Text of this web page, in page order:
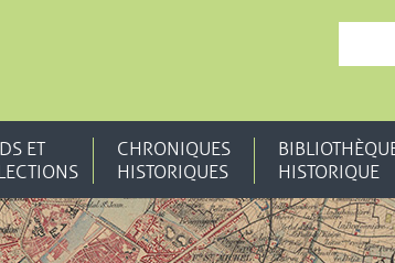
ET
CHRONIQUES
HISTORIQUES
HISTORIQUE